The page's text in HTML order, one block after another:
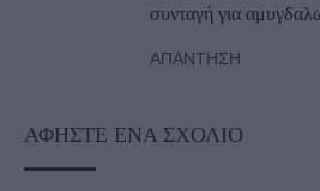
συνταγή για
ΑΠΆΝΤΗΣΗ
ΑΦΉΣΤΕ ΈΝΑ ΣΧΌΛΙΟ